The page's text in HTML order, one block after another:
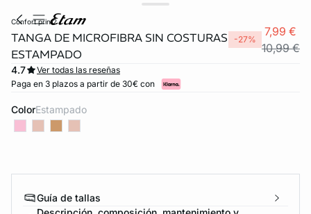
confort print2
TANGA DE MICROFIBRA SIN COSTURAS
ESTAMPADO
-27%
7,99 €
10,99 €
4.7
Ver todas las reseñas
Paga en 3 plazos a partir de 30€ con
Color estampado
Guía de tallas